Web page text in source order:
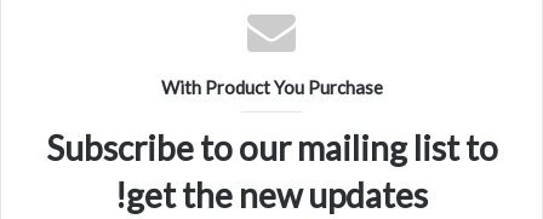
ع
ا
ب
With Product You Purchase
Subscribe to our mailing list to
get the new updates!